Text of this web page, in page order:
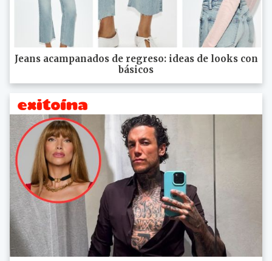
Jeans acampanados de regreso: ideas de looks con
básicos